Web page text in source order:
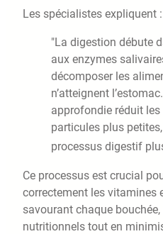
Les spécialistes expliquent :
"La digestion débute
aux enzymes
décomposer les
n’atteignent
approfondie réduit
particules plus
processus digestif
Ce processus est crucial
correctement les vitamines
savourant chaque
nutritionnels tout en